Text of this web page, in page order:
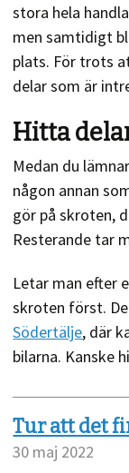
stora hela
men samtidigt
plats. För trots
delar som är
Hitta
Medan du
någon annan
gör på skroten,
Resterande tar
Letar man efter
skroten först.
Södertälje, där
bilarna. Kanske
Tur att det
30 maj 2022